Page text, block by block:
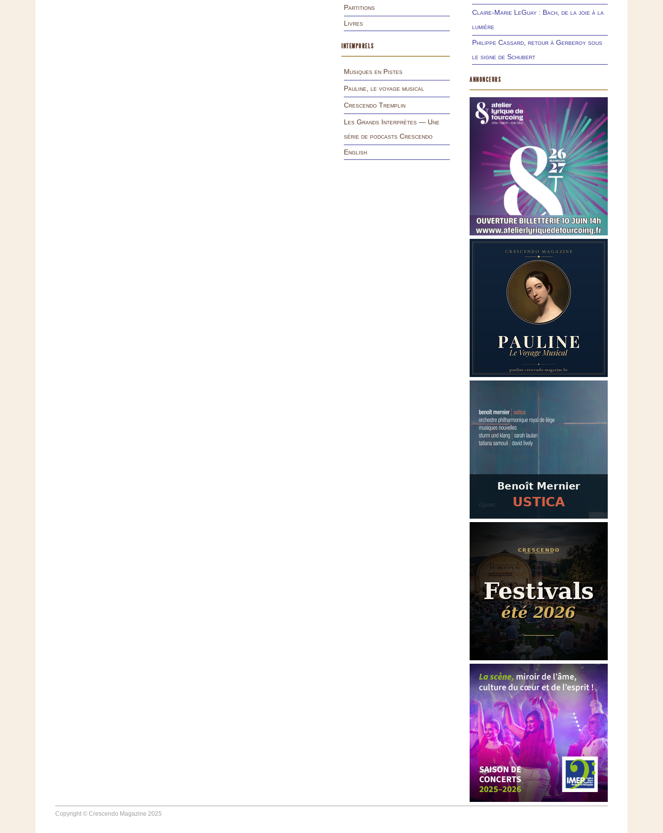
Partitions
Livres
INTEMPORELS
Musiques en Pistes
Pauline, le voyage musical
Crescendo Tremplin
Les Grands Interprètes — Une
série de podcasts Crescendo
English
Claire-Marie LeGuay : Bach, de la joie à la
lumière
Philippe Cassard, retour à Gerberoy sous
le signe de Schubert
ANNONCEURS
Copyright © Crescendo Magazine 2025